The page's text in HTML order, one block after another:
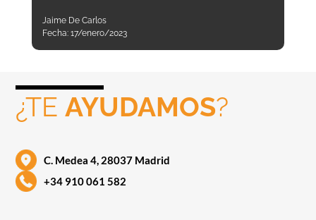
Jaime De Carlos
Fecha: 17/enero/2023
¿TEAYUDAMOS?
C. Medea 4, 28037 Madrid
+34 910 061 582